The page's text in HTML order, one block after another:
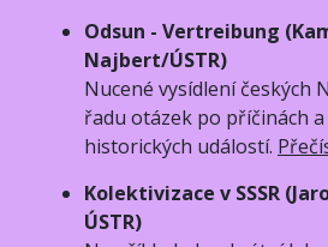
Odsun - Vertreibung
Najbert/ÚSTR)
Nucené vysídlení českých
řadu otázek po příčinách a
historických událostí.
Kolektivizace v SSSR
ÚSTR)